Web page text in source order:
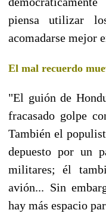
piensa utilizar
acomadarse mejor
El mal recuerdo
"El guión de
fracasado golpe
También el
depuesto por un
militares; él
avión... Sin
hay más espacio